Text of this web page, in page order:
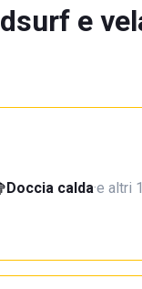
e
Doccia calda·e altri